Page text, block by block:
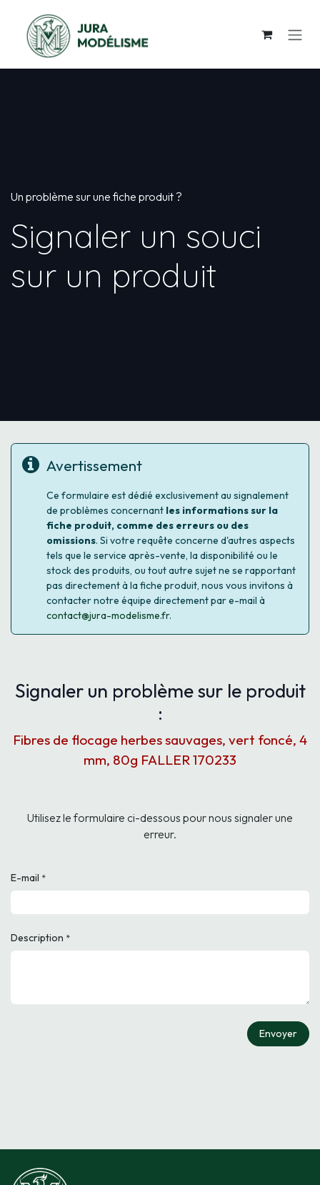
Un problème sur une fiche produit ?
Signaler un souci
sur un produit
Avertissement
Ce formulaire est dédié exclusivement au signalement
de problèmes concernant les informations sur la
fiche produit, comme des erreurs ou des
omissions. Si votre requête concerne d'autres aspects
tels que le service après-vente, la disponibilité ou le
stock des produits, ou tout autre sujet ne se rapportant
pas directement à la fiche produit, nous vous invitons à
contacter notre équipe directement par e-mail à
contact@jura-modelisme.fr.
Signaler un problème sur le produit
:
Fibres de flocage herbes sauvages, vert foncé, 4
mm, 80g FALLER 170233
Utilisez le formulaire ci-dessous pour nous signaler une
erreur.
E-mail *
Description *
Envoyer